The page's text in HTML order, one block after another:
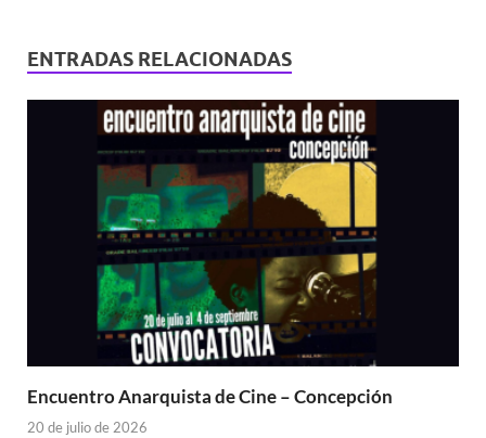
ENTRADAS RELACIONADAS
Encuentro Anarquista de Cine – Concepción
20 de julio de 2026